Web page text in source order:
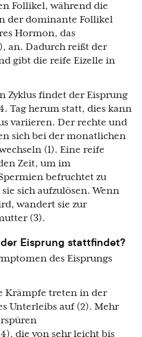
Follikel, während die
der dominante Follikel
Hormon, das
an. Dadurch reißt der
gibt die reife Eizelle in
Zyklus findet der Eisprung
Tag herum statt, dies kann
variieren. Der rechte und
sich bei der monatlichen
(1). Eine reife
Zeit, um im
befruchtet zu
sich aufzulösen. Wenn
wandert sie zur
(3).
Eisprung stattfindet?
des Eisprungs
Krämpfe treten in der
Unterleibs auf (2). Mehr
die von sehr leicht bis